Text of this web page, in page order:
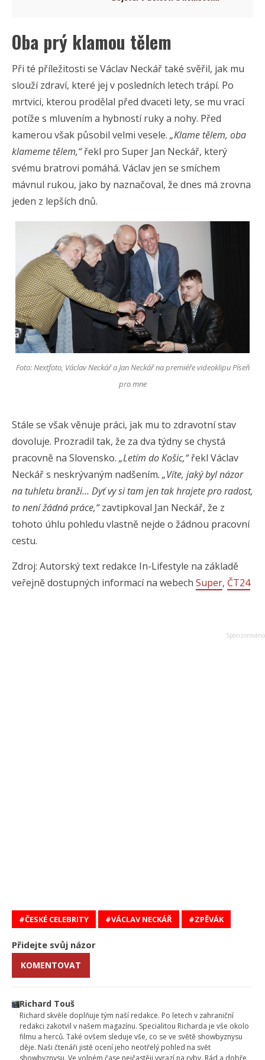
Oba prý klamou tělem
Při té příležitosti se Václav Neckář také svěřil, jak mu
slouží zdraví, které jej v posledních letech trápí. Po
mrtvici, kterou prodělal před dvaceti lety, se mu vrací
potíže s mluvením a hybností ruky a nohy. Před
kamerou však působil velmi vesele. „Klame tělem, oba
klameme tělem,“řekl pro Super Jan Neckář, který
svému bratrovi pomáhá. Václav jen se smíchem
mávnul rukou, jako by naznačoval, že dnes má zrovna
jeden z lepších dnů.
Foto: Nextfoto, Václav Neckář a Jan Neckář na premiéře videoklipu Píseň
pro mne
Stále se však věnuje práci, jak mu to zdravotní stav
dovoluje. Prozradil tak, že za dva týdny se chystá
pracovně na Slovensko. „Letím do Košic,“řekl Václav
Neckář s neskrývaným nadšením. „Víte, jaký byl názor
na tuhletu branži… Dyť vy si tam jen tak hrajete pro radost,
to není žádná práce,“zavtipkoval Jan Neckář, že z
tohoto úhlu pohledu vlastně nejde o žádnou pracovní
cestu.
Zdroj: Autorský text redakce In-Lifestyle na základě
veřejně dostupných informací na webech Super, ČT24
ČESKÉ CELEBRITY VÁCLAV NECKÁŘ ZPĚVÁK
Přidejte svůj názor
KOMENTOVAT
Richard Touš
Richard skvěle doplňuje tým naší redakce. Po letech v zahraniční
redakci zakotvil v našem magazínu. Specialitou Richarda je vše okolo
filmu a herců. Také ovšem sleduje vše, co se ve světě showbyznysu
děje. Naši čtenáři jistě ocení jeho neotřelý pohled na svět
showbyznysu. Ve volném čase nejčastěji vyrazí na ryby. Rád a dobře